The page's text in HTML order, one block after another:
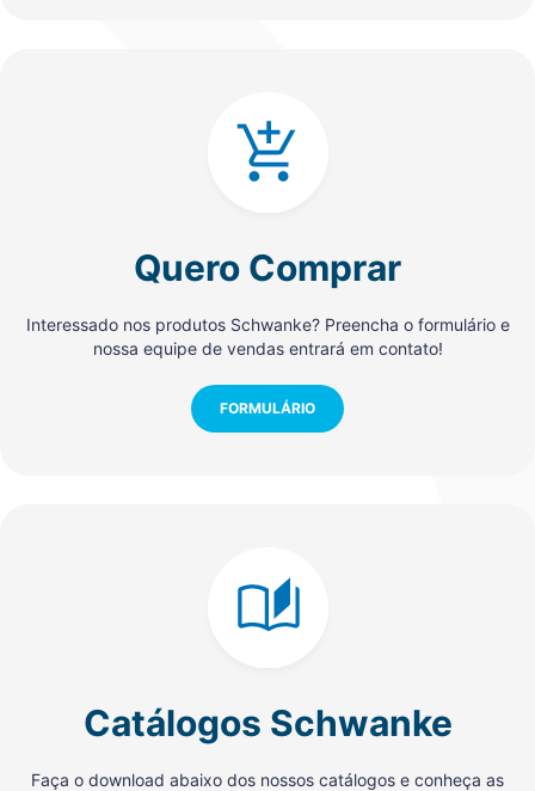
Quero Comprar
Interessado nos produtos Schwanke? Preencha o formulário e
nossa equipe de vendas entrará em contato!
FORMULÁRIO
Catálogos Schwanke
Faça o download abaixo dos nossos catálogos e conheça as